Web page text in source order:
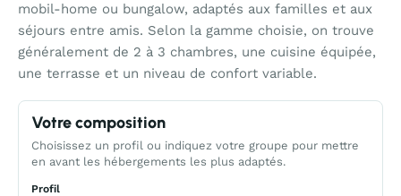
mobil-home ou bungalow, adaptés aux familles et aux
séjours entre amis. Selon la gamme choisie, on trouve
généralement de 2 à 3 chambres, une cuisine équipée,
une terrasse et un niveau de confort variable.
Votre composition
Choisissez un profil ou indiquez votre groupe pour mettre
en avant les hébergements les plus adaptés.
Profil